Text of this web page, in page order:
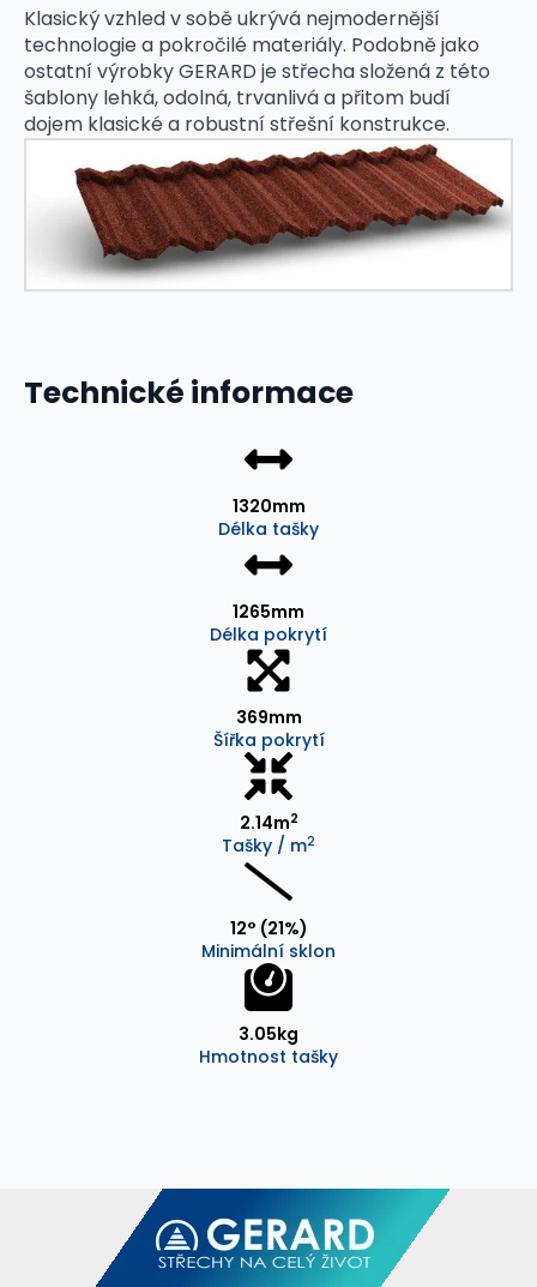
Klasický vzhled v sobě ukrývá nejmodernější
technologie a pokročilé materiály. Podobně jako
ostatní výrobky GERARD je střecha složená z této
šablony lehká, odolná, trvanlivá a přitom budí
dojem klasické a robustní střešní konstrukce.
Technické informace
1320mm
Délka tašky
1265mm
Délka pokrytí
369mm
Šířka pokrytí
2.14m2
Tašky / m2
12° (21%)
Minimální sklon
3.05kg
Hmotnost tašky